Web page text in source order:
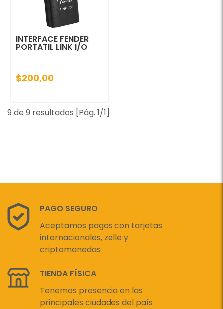
INTERFACE FENDER
PORTATIL LINK I/O
$200,00
9 de 9 resultados [Pág. 1/1]
PAGO SEGURO
Aceptamos pagos con tarjetas
internacionales, zelle y
criptomonedas
TIENDA FÍSICA
Tenemos presencia en las
principales ciudades del país